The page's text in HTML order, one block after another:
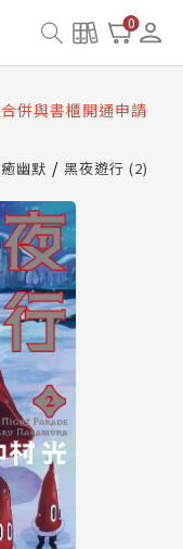
0
明及資產合併結果
護中，本站同步暫
併與書櫃開通申請
明及資產合併結果
護中，本站同步暫
幽默 黑夜遊行 (2)